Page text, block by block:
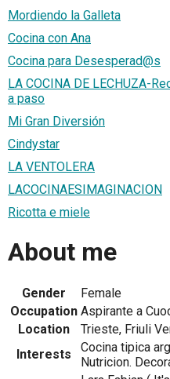
Mordiendo la Galleta
Cocina con Ana
Cocina para Desesperad@s
LA COCINA DE LECHUZA-
a paso
Mi Gran Diversión
Cindystar
LA VENTOLERA
LACOCINAESIMAGINACION
Ricotta e miele
About me
Gender
Female
Occupation Aspirante a
Location
Trieste, Friuli
Interests
Cocina tipica
Nutricion.